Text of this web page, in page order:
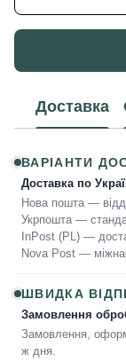
Доставка
ВАРІАНТИ
Доставка по
Нова пошта —
Укрпошта —
InPost (PL) —
Nova Post —
ШВИДКА
Замовлення
Замовлення,
ж дня.